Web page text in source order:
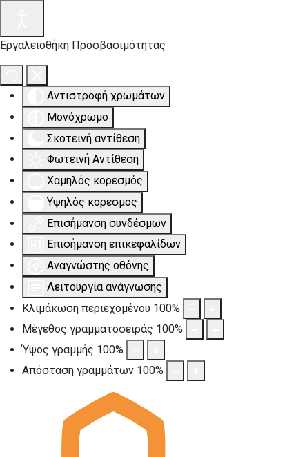
Εργαλειοθήκη Προσβασιμότητας
Αντιστροφή χρωμάτων
Μονόχρωμο
Σκοτεινή αντίθεση
Φωτεινή Αντίθεση
Χαμηλός κορεσμός
Υψηλός κορεσμός
Επισήμανση συνδέσμων
Επισήμανση επικεφαλίδων
Αναγνώστης οθόνης
Λειτουργία ανάγνωσης
Κλιμάκωση περιεχομένου 100%
Μέγεθος γραμματοσειράς 100%
Ύψος γραμμής 100%
Απόσταση γραμμάτων 100%